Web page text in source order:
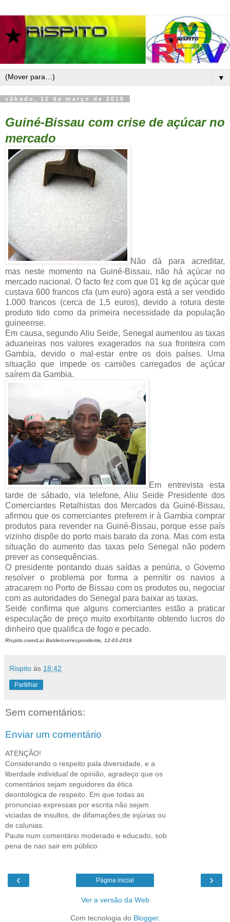
▼
sábado, 12 de março de 2016
Guiné-Bissau com crise de açúcar no
mercado
Não dá para acreditar,
mas neste momento na Guiné-Bissau, não há açúcar no
mercado nacional. O facto fez com que 01 kg de açúcar que
custava 600 francos cfa (um euro) agora está a ser vendido
1.000 francos (cerca de 1,5 euros), devido a rotura deste
produto tido como da primeira necessidade da população
guineense.
Em causa, segundo Aliu Seide, Senegal aumentou as taxas
aduaneiras nos valores exagerados na sua fronteira com
Gambia, devido o mal-estar entre os dois países. Uma
situação que impede os camiões carregados de açúcar
saírem da Gambia.
Em entrevista esta
tarde de sábado, via telefone, Aliu Seide Presidente dos
Comerciantes Retalhistas dos Mercados da Guiné-Bissau,
afirmou que os comerciantes preferem ir à Gambia comprar
produtos para revender na Guiné-Bissau, porque esse país
vizinho dispõe do porto mais barato da zona. Mas com esta
situação do aumento das taxas pelo Senegal não podem
prever as consequências.
O presidente pontando duas saídas a penúria, o Governo
resolver o problema por forma a permitir os navios a
atracarem no Porto de Bissau com os produtos ou, negociar
com as autoridades do Senegal para baixar as taxas.
Seide confirma que alguns comerciantes estão a praticar
especulação de preço muito exorbitante obtendo lucros do
dinheiro que qualifica de fogo e pecado.
Rispito.com/Lai Balde/correspondente, 12-03-2016
Rispito às 18:42
Partilhar
Sem comentários:
Enviar um comentário
ATENÇÃO!
Considerando o respeito pala diversidade, e a
liberdade individual de opinião, agradeço que os
comentários sejam seguidores da ética
deontológica de respeito. Em que todas as
pronuncias expressas por escrita não sejam
viciadas de insultos, de difamações,de injúrias ou
de calunias.
Paute num comentário moderado e educado, sob
pena de nao sair em público
‹ ›
Página inicial
Ver a versão da Web
Com tecnologia do Blogger.